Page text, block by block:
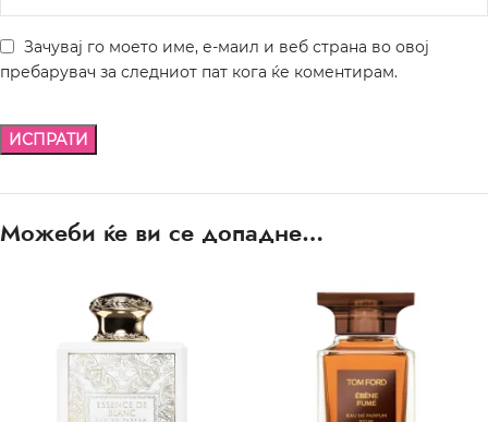
Зачувај го моето име, е-маил и веб страна во овој
пребарувач за следниот пат кога ќе коментирам.
Можеби ќе ви се допадне…